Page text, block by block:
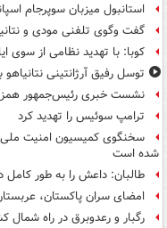
استانبول میزبان سوپرجام
گفت وگوی تلفنی مودی و
کوبا: با تهدید نظامی از سوی
توسل رفیق آرژانتینی
نشست خبری رئیس‌جمهور
ترامپ سوئیس را تهدید کرد
سخنگوی کمیسیون امنیت
شده است
طالبان: داعش را به طور کامل
امضای سران پاکستان،
رگبار و رعدوبرق در راه شمال